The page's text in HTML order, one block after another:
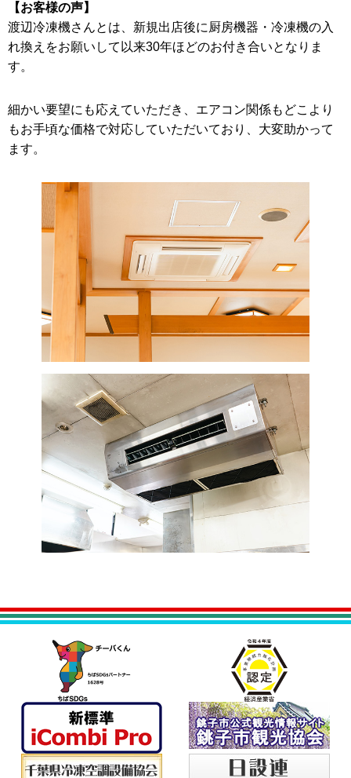
【お客様の声】
渡辺冷凍機さんとは、新規出店後に厨房機器・冷凍機の入
れ換えをお願いして以来30年ほどのお付き合いとなりま
す。
細かい要望にも応えていただき、エアコン関係もどこより
もお手頃な価格で対応していただいており、大変助かって
ます。